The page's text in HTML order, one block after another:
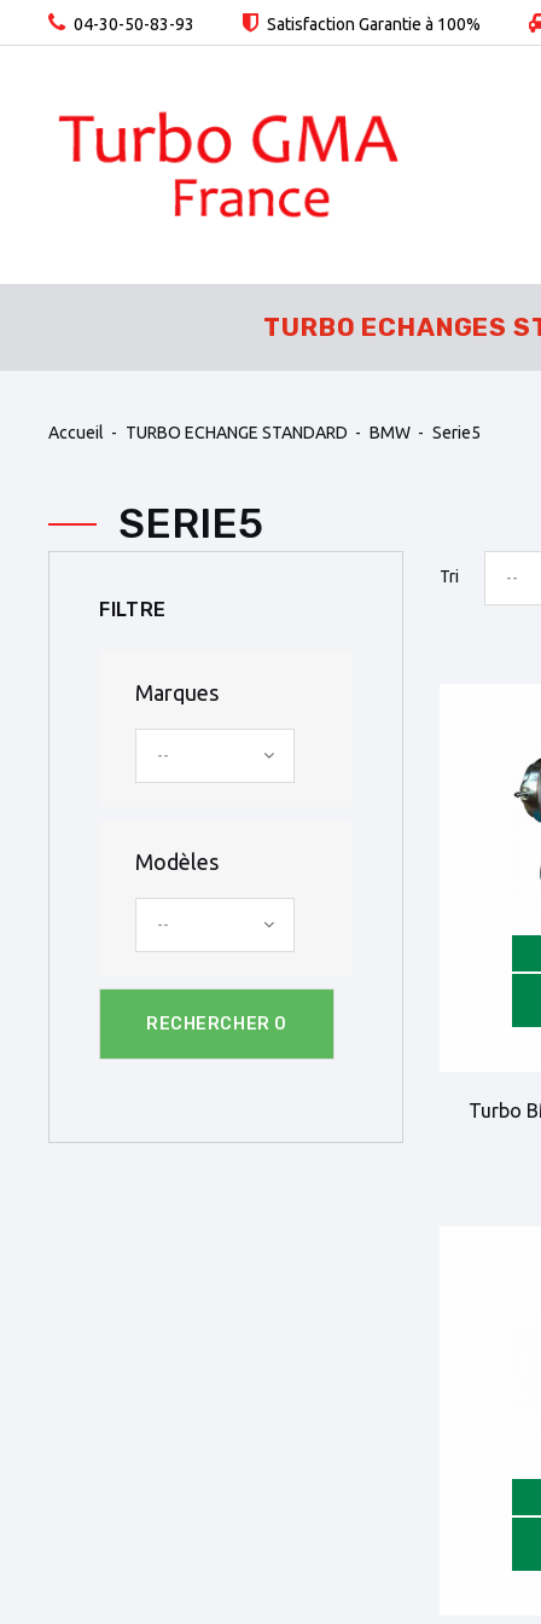
04-30-50-83-93 Satisfaction Garantie à 100%
TURBO ECHANGES
Accueil TURBO ECHANGE STANDARD BMW Serie5
SERIE5
Tri --
Turbo
FILTRE
Marques
--
Modèles
--
RECHERCHER 0